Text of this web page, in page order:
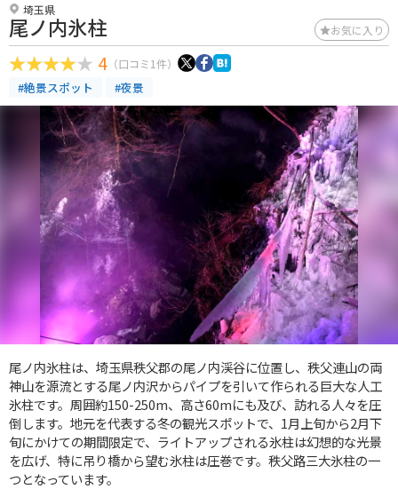
埼玉県
尾ノ内氷柱 お気に入り
4 （口コミ1件）
#絶景スポット #夜景
尾ノ内氷柱は、埼玉県秩父郡の尾ノ内渓谷に位置し、秩父連山の両
神山を源流とする尾ノ内沢からパイプを引いて作られる巨大な人工
氷柱です。周囲約150-250m、高さ60mにも及び、訪れる人々を圧
倒します。地元を代表する冬の観光スポットで、1月上旬から2月下
旬にかけての期間限定で、ライトアップされる氷柱は幻想的な光景
を広げ、特に吊り橋から望む氷柱は圧巻です。秩父路三大氷柱の一
つとなっています。